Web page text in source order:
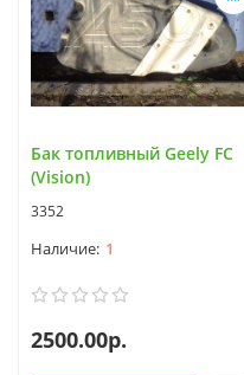
Бак топливный Geely FC
(Vision)
3352
1
2500.00р.